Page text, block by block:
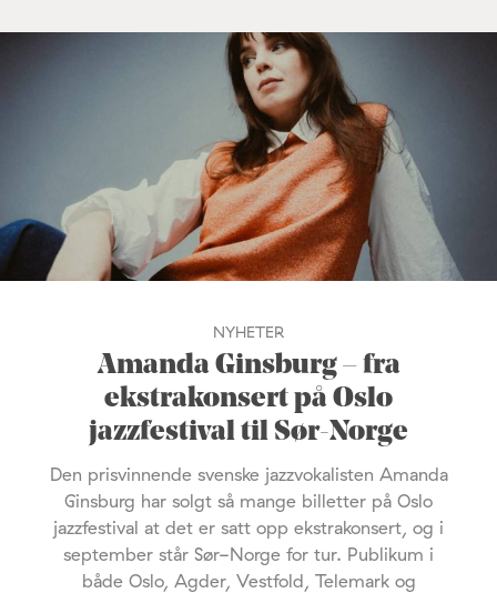
NYHETER
Amanda Ginsburg – fra
ekstrakonsert på Oslo
jazzfestival til Sør-Norge
Den prisvinnende svenske jazzvokalisten Amanda
Ginsburg har solgt så mange billetter på Oslo
jazzfestival at det er satt opp ekstrakonsert, og i
september står Sør-Norge for tur. Publikum i
både Oslo, Agder, Vestfold, Telemark og